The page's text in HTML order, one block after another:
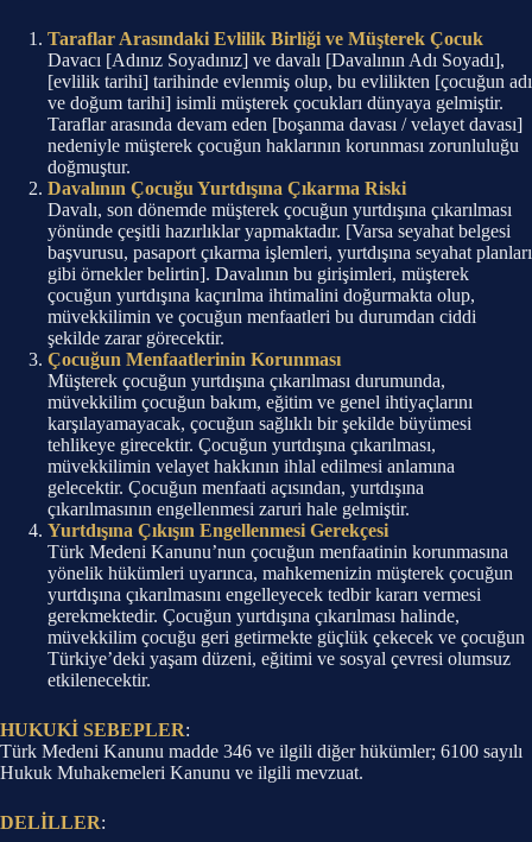
Taraflar Arasındaki Evlilik Birliği ve Müşterek Çocuk
Davacı [Adınız Soyadınız] ve davalı [Davalının Adı Soyadı],
[evlilik tarihi] tarihinde evlenmiş olup, bu evlilikten [çocuğun adı
ve doğum tarihi] isimli müşterek çocukları dünyaya gelmiştir.
Taraflar arasında devam eden [boşanma davası / velayet davası]
nedeniyle müşterek çocuğun haklarının korunması zorunluluğu
doğmuştur.
Davalının Çocuğu Yurtdışına Çıkarma Riski
Davalı, son dönemde müşterek çocuğun yurtdışına çıkarılması
yönünde çeşitli hazırlıklar yapmaktadır. [Varsa seyahat belgesi
başvurusu, pasaport çıkarma işlemleri, yurtdışına seyahat planları
gibi örnekler belirtin]. Davalının bu girişimleri, müşterek
çocuğun yurtdışına kaçırılma ihtimalini doğurmakta olup,
müvekkilimin ve çocuğun menfaatleri bu durumdan ciddi
şekilde zarar görecektir.
Çocuğun Menfaatlerinin Korunması
Müşterek çocuğun yurtdışına çıkarılması durumunda,
müvekkilim çocuğun bakım, eğitim ve genel ihtiyaçlarını
karşılayamayacak, çocuğun sağlıklı bir şekilde büyümesi
tehlikeye girecektir. Çocuğun yurtdışına çıkarılması,
müvekkilimin velayet hakkının ihlal edilmesi anlamına
gelecektir. Çocuğun menfaati açısından, yurtdışına
çıkarılmasının engellenmesi zaruri hale gelmiştir.
Yurtdışına Çıkışın Engellenmesi Gerekçesi
Türk Medeni Kanunu’nun çocuğun menfaatinin korunmasına
yönelik hükümleri uyarınca, mahkemenizin müşterek çocuğun
yurtdışına çıkarılmasını engelleyecek tedbir kararı vermesi
gerekmektedir. Çocuğun yurtdışına çıkarılması halinde,
müvekkilim çocuğu geri getirmekte güçlük çekecek ve çocuğun
Türkiye’deki yaşam düzeni, eğitimi ve sosyal çevresi olumsuz
etkilenecektir.
HUKUKİ SEBEPLER:
Türk Medeni Kanunu madde 346 ve ilgili diğer hükümler; 6100 sayılı
Hukuk Muhakemeleri Kanunu ve ilgili mevzuat.
DELİLLER: